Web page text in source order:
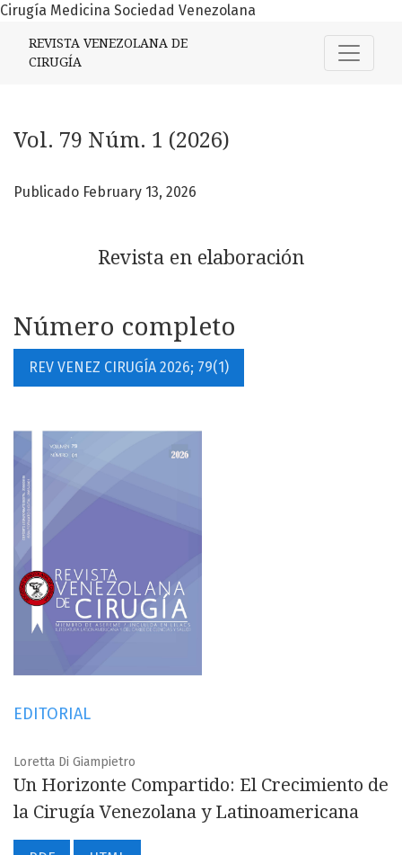
Cirugía Medicina Sociedad Venezolana
REVISTA VENEZOLANA DE
CIRUGÍA
Vol. 79 Núm. 1 (2026)
Publicado February 13, 2026
Revista en elaboración
Número completo
REV VENEZ CIRUGÍA 2026; 79(1)
EDITORIAL
Loretta Di Giampietro
Un Horizonte Compartido: El Crecimiento de
la Cirugía Venezolana y Latinoamericana